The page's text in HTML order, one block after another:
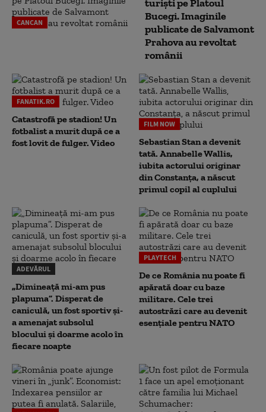
CANCAN
turiști pe Platoul
Bucegi. Imaginile
publicate de Salvamont
Prahova au revoltat
românii
FANATIK.RO
Catastrofă pe stadion! Un
fotbalist a murit după ce a
fost lovit de fulger. Video
FILM NOW
Sebastian Stan a devenit
tată. Annabelle Wallis,
iubita actorului originar
din Constanța, a născut
primul copil al cuplului
ADEVĂRUL
„Dimineață mi-am pus
plapuma”. Disperat de
caniculă, un fost sportiv și-
a amenajat subsolul
blocului și doarme acolo în
fiecare noapte
PLAYTECH
De ce România nu poate fi
apărată doar cu baze
militare. Cele trei
autostrăzi care au devenit
esențiale pentru NATO